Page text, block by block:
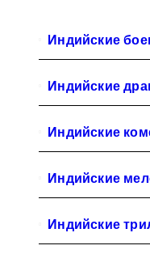
Индийские
Индийские
Индийские
Индийские
Индийские